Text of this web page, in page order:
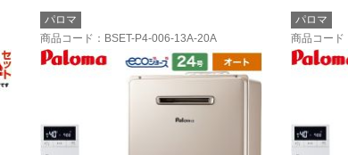
パロマ
商品コード ：BSET-P4-006-13A-20A
パロマ
商品コード